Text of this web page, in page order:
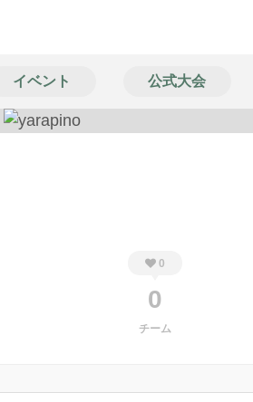
イベント 公式大会
0
0
チーム